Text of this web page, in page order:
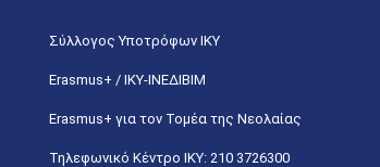
Σύλλογος Υποτρόφων ΙΚΥ
Erasmus+ / ΙΚΥ-ΙΝΕΔΙΒΙΜ
Erasmus+ για τον Τομέα της Νεολαίας
Τηλεφωνικό Κέντρο IKY: 210 3726300